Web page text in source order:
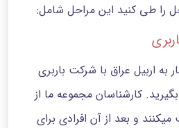
را طی کنید این مراحل شامل:
به اربیل عراق با شرکت باربری
کارشناسان مجموعه ما از
و بعد از آن افرادی برای